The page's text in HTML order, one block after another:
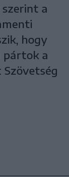
szerint a
hogy
pártok a